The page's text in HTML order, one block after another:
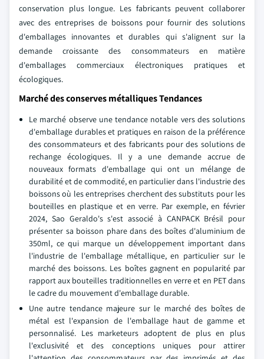
conservation plus longue. Les fabricants peuvent collaborer
avec des entreprises de boissons pour fournir des solutions
d'emballages innovantes et durables qui s'alignent sur la
demande croissante des consommateurs en matière
d'emballages commerciaux électroniques pratiques et
écologiques.
Marché des conserves métalliques Tendances
Le marché observe une tendance notable vers des solutions
d'emballage durables et pratiques en raison de la préférence
des consommateurs et des fabricants pour des solutions de
rechange écologiques. Il y a une demande accrue de
nouveaux formats d'emballage qui ont un mélange de
durabilité et de commodité, en particulier dans l'industrie des
boissons où les entreprises cherchent des substituts pour les
bouteilles en plastique et en verre. Par exemple, en février
2024, Sao Geraldo's s'est associé à CANPACK Brésil pour
présenter sa boisson phare dans des boîtes d'aluminium de
350ml, ce qui marque un développement important dans
l'industrie de l'emballage métallique, en particulier sur le
marché des boissons. Les boîtes gagnent en popularité par
rapport aux bouteilles traditionnelles en verre et en PET dans
le cadre du mouvement d'emballage durable.
Une autre tendance majeure sur le marché des boîtes de
métal est l'expansion de l'emballage haut de gamme et
personnalisé. Les marketeurs adoptent de plus en plus
l'exclusivité et des conceptions uniques pour attirer